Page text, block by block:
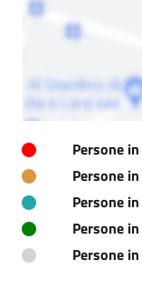
Persone
Persone
Persone
Persone
Persone